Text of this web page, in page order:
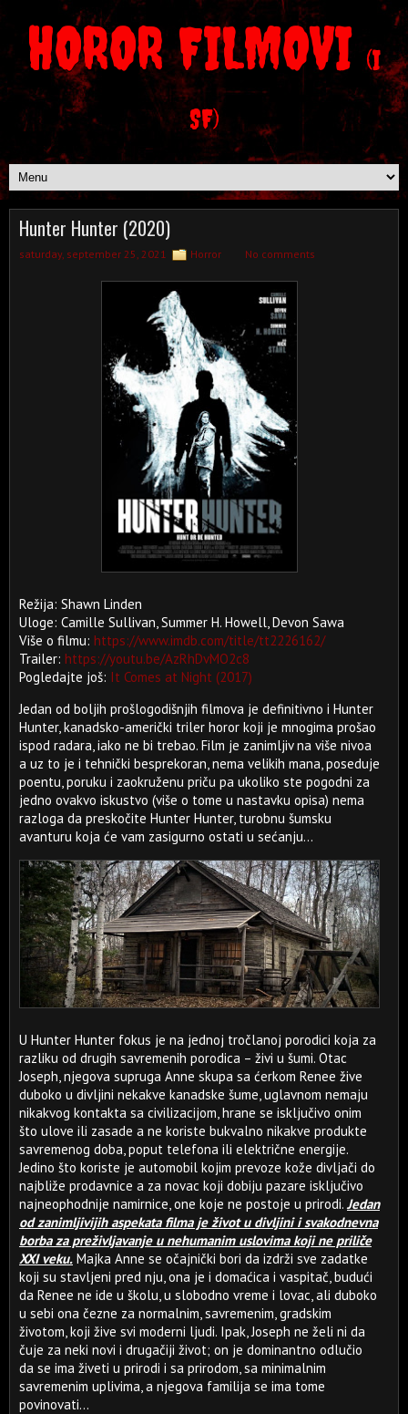
HOROR FILMOVI (I
SF)
Hunter Hunter (2020)
saturday, september 25, 2021 Horror No comments
Režija: Shawn Linden
Uloge: Camille Sullivan, Summer H. Howell, Devon Sawa
Više o filmu: https://www.imdb.com/title/tt2226162/
Trailer: https://youtu.be/AzRhDvMO2c8
Pogledajte još: It Comes at Night (2017)
Jedan od boljih prošlogodišnjih filmova je definitivno i Hunter
Hunter, kanadsko-američki triler horor koji je mnogima prošao
ispod radara, iako ne bi trebao. Film je zanimljiv na više nivoa
a uz to je i tehnički besprekoran, nema velikih mana, poseduje
poentu, poruku i zaokruženu priču pa ukoliko ste pogodni za
jedno ovakvo iskustvo (više o tome u nastavku opisa) nema
razloga da preskočite Hunter Hunter, turobnu šumsku
avanturu koja će vam zasigurno ostati u sećanju...
U Hunter Hunter fokus je na jednoj tročlanoj porodici koja za
razliku od drugih savremenih porodica – živi u šumi. Otac
Joseph, njegova supruga Anne skupa sa ćerkom Renee žive
duboko u divljini nekakve kanadske šume, uglavnom nemaju
nikakvog kontakta sa civilizacijom, hrane se isključivo onim
što ulove ili zasade a ne koriste bukvalno nikakve produkte
savremenog doba, poput telefona ili električne energije.
Jedino što koriste je automobil kojim prevoze kože divljači do
najbliže prodavnice a za novac koji dobiju pazare isključivo
najneophodnije namirnice, one koje ne postoje u prirodi. Jedan
od zanimljivijih aspekata filma je život u divljini i svakodnevna
borba za preživljavanje u nehumanim uslovima koji ne priliče
XXI veku. Majka Anne se očajnički bori da izdrži sve zadatke
koji su stavljeni pred nju, ona je i domaćica i vaspitač, budući
da Renee ne ide u školu, u slobodno vreme i lovac, ali duboko
u sebi ona čezne za normalnim, savremenim, gradskim
životom, koji žive svi moderni ljudi. Ipak, Joseph ne želi ni da
čuje za neki novi i drugačiji život; on je dominantno odlučio
da se ima živeti u prirodi i sa prirodom, sa minimalnim
savremenim uplivima, a njegova familija se ima tome
povinovati...